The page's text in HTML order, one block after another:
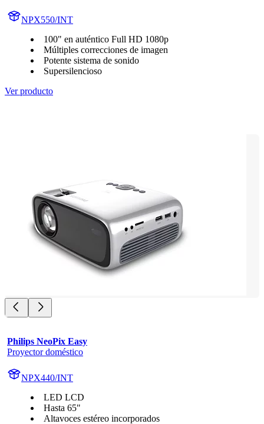
NPX550/INT
100" en auténtico Full HD 1080p
Múltiples correcciones de imagen
Potente sistema de sonido
Supersilencioso
Ver producto
Philips NeoPix Easy
Proyector doméstico
NPX440/INT
LED LCD
Hasta 65"
Altavoces estéreo incorporados